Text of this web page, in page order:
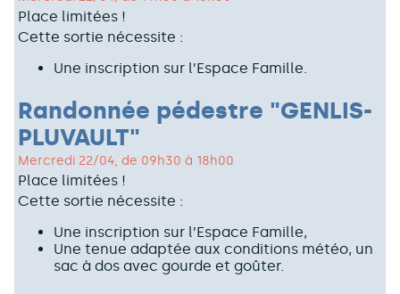
Place limitées !
Cette sortie nécessite :
Une inscription sur l’Espace Famille.
Randonnée pédestre "GENLIS-
PLUVAULT"
Mercredi 22/04, de 09h30 à 18h00
Place limitées !
Cette sortie nécessite :
Une inscription sur l’Espace Famille,
Une tenue adaptée aux conditions météo, un
sac à dos avec gourde et goûter.